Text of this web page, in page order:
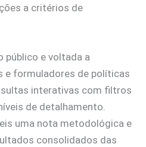
a critérios de
público e voltada a
e formuladores de políticas
interativas com filtros
de detalhamento.
uma nota metodológica e
consolidados das